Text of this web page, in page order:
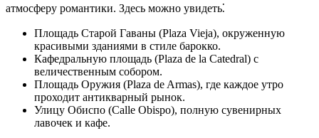
атмосферу романтики. Здесь можно увидеть⁚
Площадь Старой Гаваны (Plaza Vieja), окруженную
красивыми зданиями в стиле барокко.
Кафедральную площадь (Plaza de la Catedral) с
величественным собором.
Площадь Оружия (Plaza de Armas), где каждое утро
проходит антикварный рынок.
Улицу Обиспо (Calle Obispo), полную сувенирных
лавочек и кафе.